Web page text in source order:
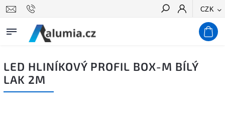
CZK
Hledat
LED HLINÍKOVÝ PROFIL BOX-M BÍLÝ
LAK 2M